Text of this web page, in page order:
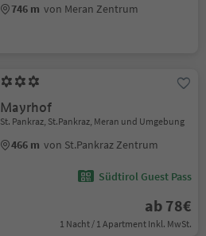
746 m von Meran Zentrum
Mayrhof
St. Pankraz, St.Pankraz, Meran und Umgebung
466 m von St.Pankraz Zentrum
Südtirol Guest Pass
ab 78€
1 Nacht / 1 Apartment Inkl. MwSt.